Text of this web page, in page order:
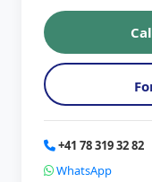
+41 78 319 32 82
WhatsApp